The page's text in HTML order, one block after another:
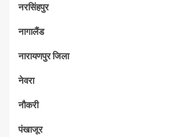
नरसिंहपुर
नागालैंड
नारायणपुर जिला
नेवरा
नौकरी
पंखाजूर